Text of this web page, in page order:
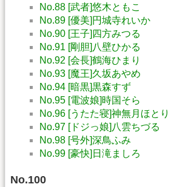
No.88 [武者]悠木ともこ
No.89 [優美]円城寺れいか
No.90 [王子]四方みつる
No.91 [剛胆]八壁ひかる
No.92 [会長]鶴海ひまり
No.93 [魔王]久坂あやめ
No.94 [暗黒]黒森すず
No.95 [電波娘]時国そら
No.96 [うたた寝]神無月ほとり
No.97 [ドジっ娘]八雲ちづる
No.98 [号外]深鳥ふみ
No.99 [豪快]日滝ましろ
No.100